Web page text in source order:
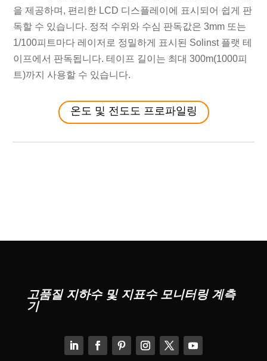
을 제공하며, 편리한 LCD 디스플레이에 표시되어 쉽게 판
독할 수 있습니다. 정적 수위와 수심 판독값은 3mm 또는
1/100피트마다 레이저로 정밀하게 표시된 Solinst 플랫 테
이프에서 판독됩니다. 테이프 길이는 최대 300m(1000피
트)까지 사용할 수 있습니다.
온도 및 전도도 프로파일링
고품질 지하수 및 지표수 모니터링 계측
기